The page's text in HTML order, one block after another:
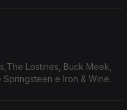
Lostines, Buck Meek,
e Iron & Wine.